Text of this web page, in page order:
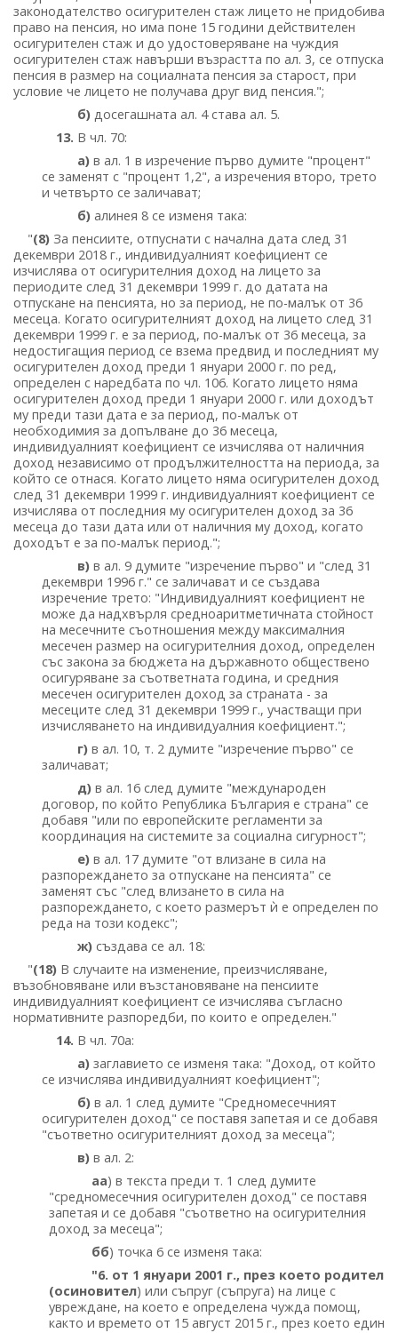
законодателство осигурителен стаж лицето не придобива
право на пенсия, но има поне 15 години действителен
осигурителен стаж и до удостоверяване на чуждия
осигурителен стаж навърши възрастта по ал. 3, се отпуска
пенсия в размер на социалната пенсия за старост, при
условие че лицето не получава друг вид пенсия.";
б) досегашната ал. 4 става ал. 5.
13. В чл. 70:
а) в ал. 1 в изречение първо думите "процент"
се заменят с "процент 1,2", а изречения второ, трето
и четвърто се заличават;
б) алинея 8 се изменя така:
"(8) За пенсиите, отпуснати с начална дата след 31
декември 2018 г., индивидуалният коефициент се
изчислява от осигурителния доход на лицето за
периодите след 31 декември 1999 г. до датата на
отпускане на пенсията, но за период, не по-малък от 36
месеца. Когато осигурителният доход на лицето след 31
декември 1999 г. е за период, по-малък от 36 месеца, за
недостигащия период се взема предвид и последният му
осигурителен доход преди 1 януари 2000 г. по ред,
определен с наредбата по чл. 106. Когато лицето няма
осигурителен доход преди 1 януари 2000 г. или доходът
му преди тази дата е за период, по-малък от
необходимия за допълване до 36 месеца,
индивидуалният коефициент се изчислява от наличния
доход независимо от продължителността на периода, за
който се отнася. Когато лицето няма осигурителен доход
след 31 декември 1999 г. индивидуалният коефициент се
изчислява от последния му осигурителен доход за 36
месеца до тази дата или от наличния му доход, когато
доходът е за по-малък период.";
в) в ал. 9 думите "изречение първо" и "след 31
декември 1996 г." се заличават и се създава
изречение трето: "Индивидуалният коефициент не
може да надхвърля средноаритметичната стойност
на месечните съотношения между максималния
месечен размер на осигурителния доход, определен
със закона за бюджета на държавното обществено
осигуряване за съответната година, и средния
месечен осигурителен доход за страната - за
месеците след 31 декември 1999 г., участващи при
изчисляването на индивидуалния коефициент.";
г) в ал. 10, т. 2 думите "изречение първо" се
заличават;
д) в ал. 16 след думите "международен
договор, по който Република България е страна" се
добавя "или по европейските регламенти за
координация на системите за социална сигурност";
е) в ал. 17 думите "от влизане в сила на
разпореждането за отпускане на пенсията" се
заменят със "след влизането в сила на
разпореждането, с което размерът ѝ е определен по
реда на този кодекс";
ж) създава се ал. 18:
"(18) В случаите на изменение, преизчисляване,
възобновяване или възстановяване на пенсиите
индивидуалният коефициент се изчислява съгласно
нормативните разпоредби, по които е определен."
14. В чл. 70а:
а) заглавието се изменя така: "Доход, от който
се изчислява индивидуалният коефициент";
б) в ал. 1 след думите "Средномесечният
осигурителен доход" се поставя запетая и се добавя
"съответно осигурителният доход за месеца";
в) в ал. 2:
аа) в текста преди т. 1 след думите
"средномесечния осигурителен доход" се поставя
запетая и се добавя "съответно на осигурителния
доход за месеца";
бб) точка 6 се изменя така:
"6. от 1 януари 2001 г., през което родител
(осиновител) или съпруг (съпруга) на лице с
увреждане, на което е определена чужда помощ,
както и времето от 15 август 2015 г., през което един